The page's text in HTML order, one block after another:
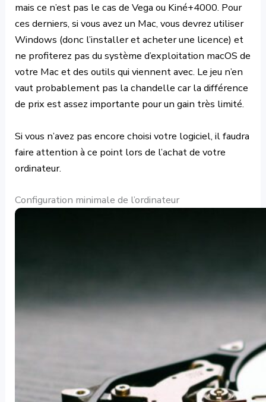
mais ce n’est pas le cas de Vega ou Kiné+4000. Pour
ces derniers, si vous avez un Mac, vous devrez utiliser
Windows (donc l’installer et acheter une licence) et
ne profiterez pas du système d’exploitation macOS de
votre Mac et des outils qui viennent avec. Le jeu n’en
vaut probablement pas la chandelle car la différence
de prix est assez importante pour un gain très limité.
Si vous n’avez pas encore choisi votre logiciel, il faudra
faire attention à ce point lors de l’achat de votre
ordinateur.
Configuration minimale de l’ordinateur